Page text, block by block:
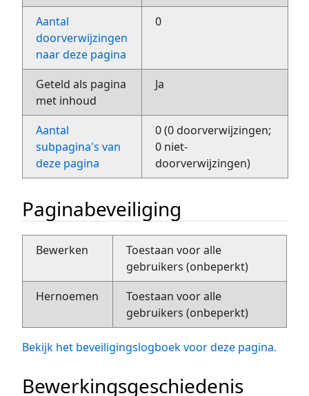
Aantal
doorverwijzingen
naar deze pagina
0
Geteld als pagina
met inhoud
Ja
Aantal
subpagina's van
deze pagina
0 (0 doorverwijzingen;
0 niet-
doorverwijzingen)
Paginabeveiliging
Bewerken
Toestaan voor alle
gebruikers (onbeperkt)
Hernoemen
Toestaan voor alle
gebruikers (onbeperkt)
Bekijk het beveiligingslogboek voor deze pagina.
Bewerkingsgeschiedenis